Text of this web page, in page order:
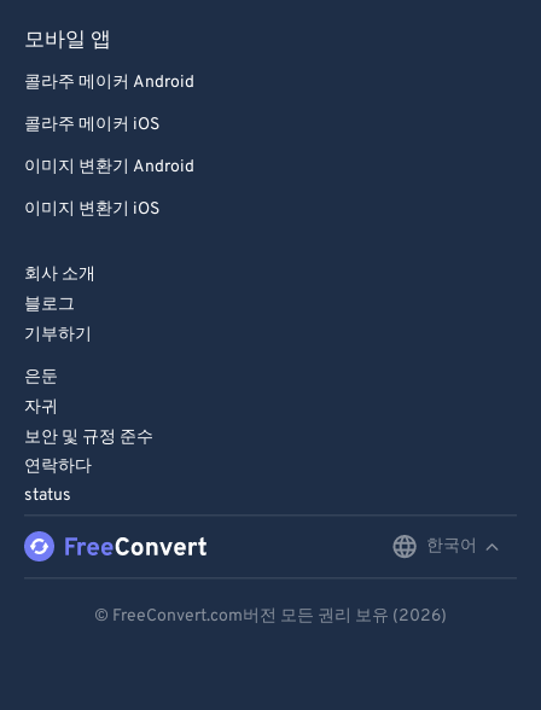
모바일 앱
콜라주 메이커 Android
콜라주 메이커 iOS
이미지 변환기 Android
이미지 변환기 iOS
회사 소개
블로그
기부하기
은둔
자귀
보안 및 규정 준수
연락하다
status
한국어
© FreeConvert.com버전 모든 권리 보유 (2026)